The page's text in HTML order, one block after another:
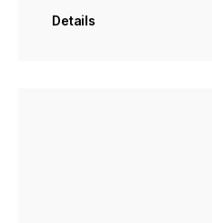
Details